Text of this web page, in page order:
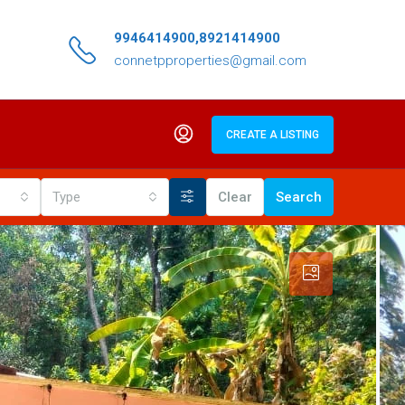
9946414900,8921414900
connetpproperties@gmail.com
CREATE A LISTING
Type Clear Search